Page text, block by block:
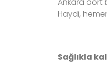
Ankara dört
Haydi,
Sağlıkla